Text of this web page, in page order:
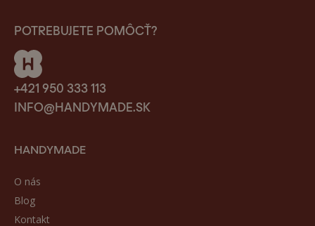
POTREBUJETE POMÔCŤ?
+421 950 333 113
INFO@HANDYMADE.SK
HANDYMADE
O nás
Blog
Kontakt